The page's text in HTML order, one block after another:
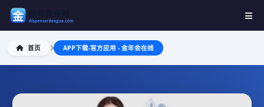
首页 APP下载-官方应用 - 金年会在线